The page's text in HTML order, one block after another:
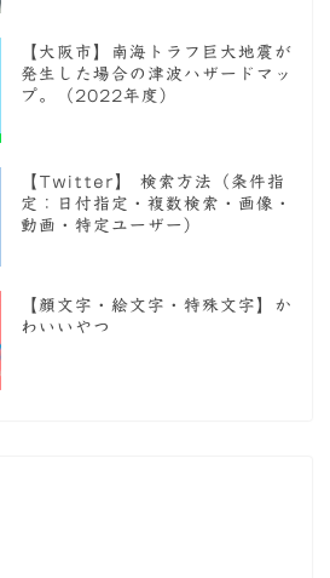
【大阪市】南海トラフ巨大地震が
発生した場合の津波ハザードマッ
プ。（2022年度）
【Twitter】 検索方法（条件指
定：日付指定・複数検索・画像・
動画・特定ユーザー）
【顔文字・絵文字・特殊文字】か
わいいやつ